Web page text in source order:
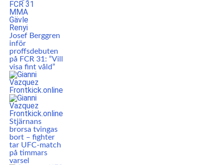
Josef Berggren
inför
proffsdebuten
på FCR 31: ”Vill
visa fint våld”
Stjärnans
brorsa tvingas
bort – fighter
tar UFC-match
på timmars
varsel